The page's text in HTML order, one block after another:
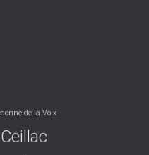
de la Voix
Ceillac